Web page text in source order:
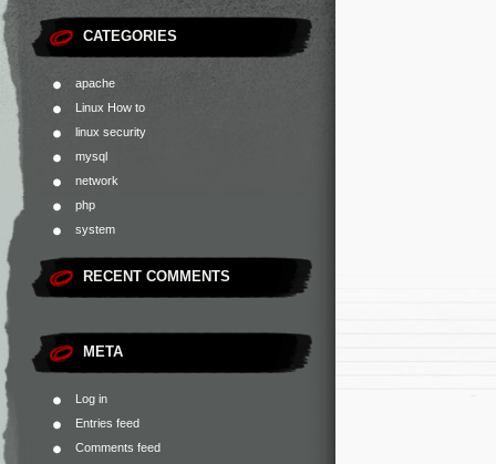
CATEGORIES
apache
Linux How to
linux security
mysql
network
php
system
RECENT COMMENTS
META
Log in
Entries feed
Comments feed